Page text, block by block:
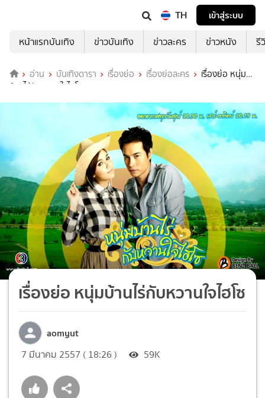
TH
เข้าสู่ระบบ
หน้าแรกบันเทิง
ข่าวบันเทิง ข่าวละคร ข่าวหนัง รี
อ่าน บันเทิงดารา เรื่องย่อ เรื่องย่อละคร
เรื่องย่อ หนุ่ม
บ้านไร่กับหวานใจไฮโซ
เรื่องย่อ หนุ่มบ้านไร่กับหวานใจไฮโซ
aomyut
7 มีนาคม 2557 ( 18:26 ) 59K